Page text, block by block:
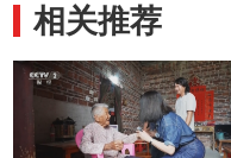
相关推荐